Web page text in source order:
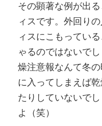
その顕著な例が出
ィスです。外回り
ィスにこもってい
ゃるのではないで
燥注意報なんて冬
に入ってしまえば
たりしていないで
よ（笑）